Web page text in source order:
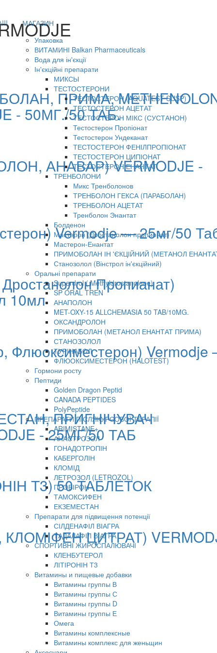
МАГАЗИН
Упаковка
ВИТАМИНІ Balkan Pharmaceuticals
Вода для ін'єкції
Ін'єкційні препарати
МИКСЫ
ТЕСТОСТЕРОНИ
ТЕСТОСТЕРОН (AQUATEST SUSP)
ТЕСТОСТЕРОН АЦЕТАТ
ТЕСТОСТЕРОН МІКС (СУСТАНОН)
Тестостерон Пропіонат
Тестостерон Ундеканат
ТЕСТОСТЕРОН ФЕНІЛПРОПІОНАТ
ТЕСТОСТЕРОН ЦИПІОНАТ
ТЕСТОСТЕРОН ЕНАНТАТ
ТРЕНБОЛОНИ
Микс Тренболонов
ТРЕНБОЛОН ГЕКСА (ПАРАБОЛАН)
ТРЕНБОЛОН АЦЕТАТ
Тренболон Энантат
Болденон
Мастерон (Дростанолон пропионат)
Мастерон-Енантат
ПРИМОБОЛАН ІН 'ЄКЦІЙНИЙ (МЕТАНОЛ
Станозолол (Вінстрол ін'єкційний)
Оральні препарати
Superdrol ( Methyldrostanolone)
SP ORAL TREN
АНАПОЛОН
MET-OXY-15 ALLCHEMASIA 50 TAB/10MG.
ОКСАНДРОЛОН
ПРИМОБОЛАН (МЕТАНОЛ ЕНАНТАТ ПРИМА)
СТАНОЗОЛОЛ
ТУРІНАБОЛ
ФЛЮОКСИМЕСТЕРОН (HALOTEST)
Гормони росту
Пептиди
Golden Dragon Peptid
CANADA PEPTIDES
PolyPeptide
ПРЕПАРАТИ ПІСЛЯКУРСОВОЇ ТЕРАПІЇ
ARIMISTANE+
АНАСТРОЗОЛ
ГОНАДОТРОПІН
КАБЕРГОЛІН
КЛОМІД
ЛЕТРОЗОЛ (LETROZOL)
ПРОВІРОН
ТАМОКСИФЕН
ЕКЗЕМЕСТАН
Препарати для підвищення потенції
СІЛДЕНАФІЛ ВІАГРА
ТАДАЛАФІЛ ВІАГРА
СПОРТИВНІ ЖИРОСПАЛЮВАЧІ
КЛЕНБУТЕРОЛ
ЛІТІРОНІН Т3
Витамины и пищевые добавки
Витамины группы В
Витамины группы С
Витамины группы D
Витамины группы Е
Омега
Витамины комплексные
Витамины комплекс для женьщин
ПРИМА,
- 50МГ./50 ТАБ.
АНАВАР) VERMODJE -
Vermodje — 25мг/50
Пропианат)
10мл
Флюоксиместерон)
ПРИГНІЧУВАЧ
- 25МГ/50 ТАБ
Т3) 50 ТАБЛЕТОК
КЛОМІФЕН ЦИТРАТ)